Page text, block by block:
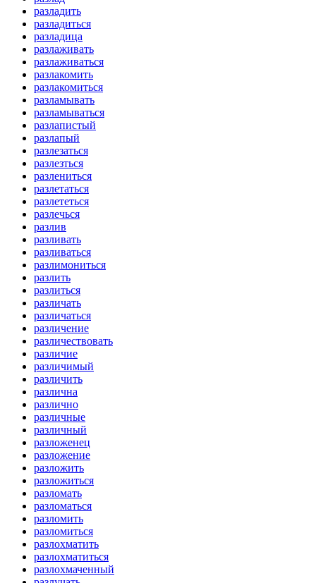
разладить
разладиться
разладица
разлаживать
разлаживаться
разлакомить
разлакомиться
разламывать
разламываться
разлапистый
разлапый
разлезаться
разлезться
разлениться
разлетаться
разлететься
разлечься
разлив
разливать
разливаться
разлимониться
разлить
разлиться
различать
различаться
различение
различествовать
различие
различимый
различить
различна
различно
различные
различный
разложенец
разложение
разложить
разложиться
разломать
разломаться
разломить
разломиться
разлохматить
разлохматиться
разлохмаченный